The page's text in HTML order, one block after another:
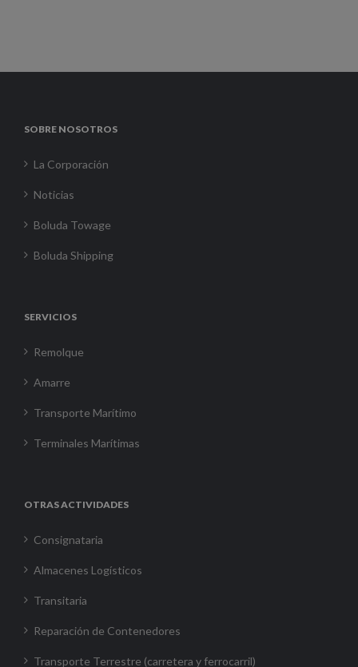
SOBRE NOSOTROS
La Corporación
Noticias
Boluda Towage
Boluda Shipping
SERVICIOS
Remolque
Amarre
Transporte Marítimo
Terminales Marítimas
OTRAS ACTIVIDADES
Consignataria
Almacenes Logísticos
Transitaria
Reparación de Contenedores
Transporte Terrestre (carretera y ferrocarril)